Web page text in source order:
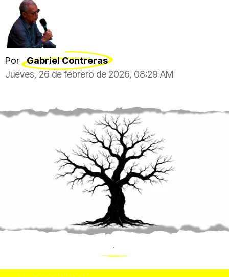
Por
Gabriel Contreras
Jueves, 26 de febrero de 2026, 08:29 AM
.